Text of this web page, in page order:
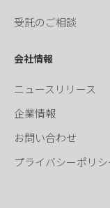
受託のご相談
会社情報
ニュースリリース
企業情報
お問い合わせ
プライバシーポリシ